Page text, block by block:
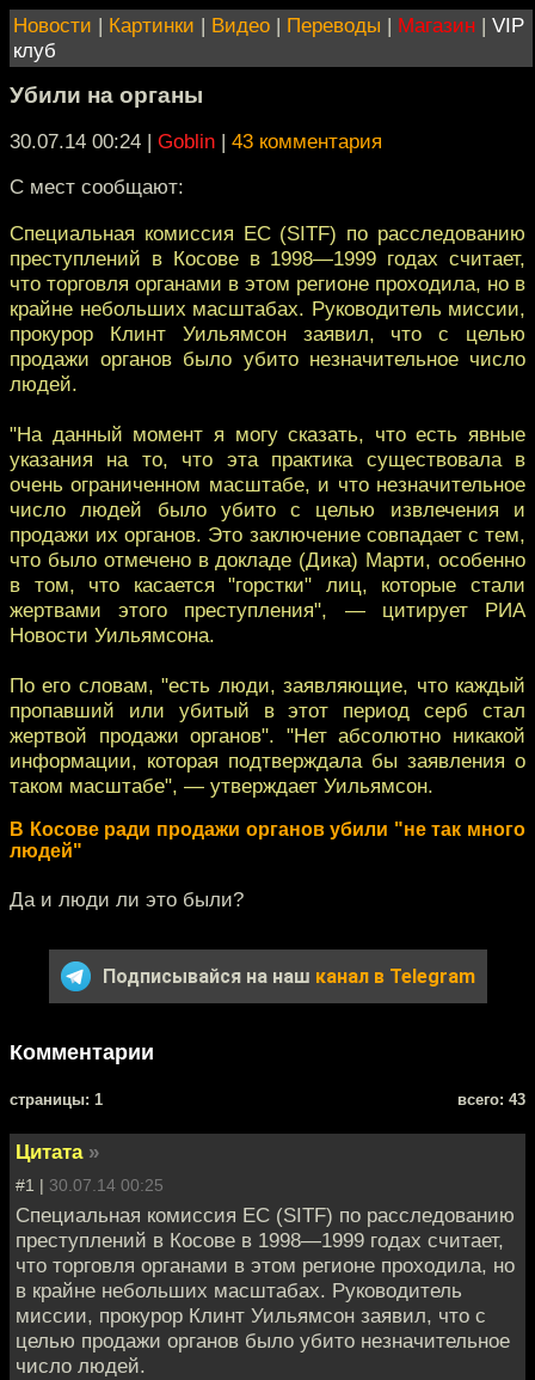
Новости | Картинки | Видео | Переводы | Магазин | VIP
клуб
Убили на органы
30.07.14 00:24 | Goblin | 43 комментария
С мест сообщают:
Специальная комиссия ЕС (SITF) по расследованию
преступлений в Косове в 1998—1999 годах считает,
что торговля органами в этом регионе проходила, но в
крайне небольших масштабах. Руководитель миссии,
прокурор Клинт Уильямсон заявил, что с целью
продажи органов было убито незначительное число
людей.
"На данный момент я могу сказать, что есть явные
указания на то, что эта практика существовала в
очень ограниченном масштабе, и что незначительное
число людей было убито с целью извлечения и
продажи их органов. Это заключение совпадает с тем,
что было отмечено в докладе (Дика) Марти, особенно
в том, что касается "горстки" лиц, которые стали
жертвами этого преступления", — цитирует РИА
Новости Уильямсона.
По его словам, "есть люди, заявляющие, что каждый
пропавший или убитый в этот период серб стал
жертвой продажи органов". "Нет абсолютно никакой
информации, которая подтверждала бы заявления о
таком масштабе", — утверждает Уильямсон.
В Косове ради продажи органов убили "не так много
людей"
Да и люди ли это были?
Подписывайся на наш канал в Telegram
Комментарии
cтраницы: 1 всего: 43
Цитата »
#1 | 30.07.14 00:25
Специальная комиссия ЕС (SITF) по расследованию
преступлений в Косове в 1998—1999 годах считает,
что торговля органами в этом регионе проходила, но
в крайне небольших масштабах. Руководитель
миссии, прокурор Клинт Уильямсон заявил, что с
целью продажи органов было убито незначительное
число людей.